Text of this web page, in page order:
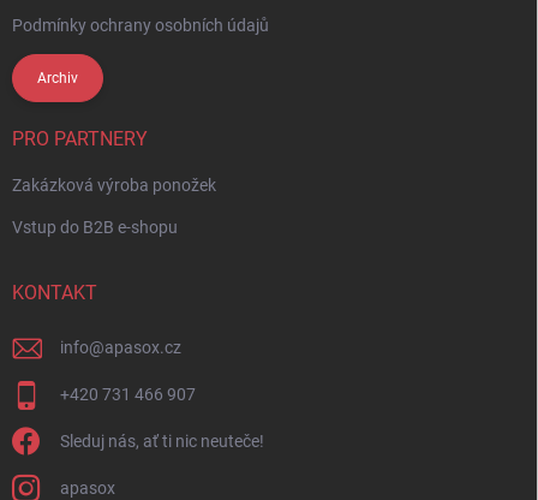
Podmínky ochrany osobních údajů
Archiv
PRO PARTNERY
Zakázková výroba ponožek
Vstup do B2B e-shopu
KONTAKT
info@apasox.cz
+420 731 466 907
Sleduj nás, ať ti nic neuteče!
apasox